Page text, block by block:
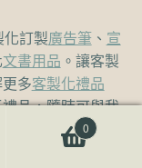
訂製廣告筆、 宣
文書用品 。讓客製
多客製化禮品
品，隨時可與我
0